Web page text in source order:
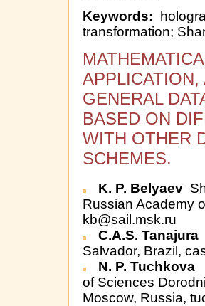
Keywords:
transformation;
GENERAL
BASED ON
WITH OTHER
SCHEMES.
K. P. Belyaev
Russian Academy
kb@sail.msk.ru
C.A.S. Tanajura
Salvador, Brazil,
N. P. Tuchkova
of Sciences
Moscow, Russia,